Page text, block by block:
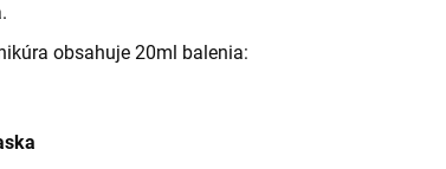
obsahuje 20ml balenia: